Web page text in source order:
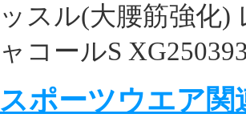
ッスル(大腰筋強化)
ャコールS
スポーツウエア関